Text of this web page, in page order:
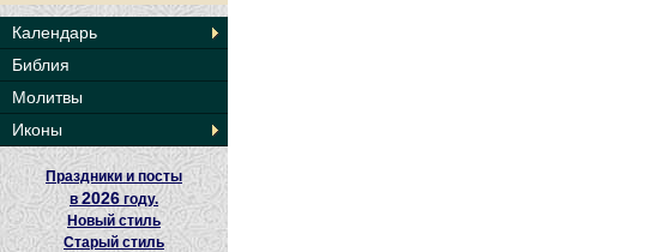
Календарь
Библия
Молитвы
Иконы
Праздники и посты
в2026 году.
Новый стиль
Старый стиль